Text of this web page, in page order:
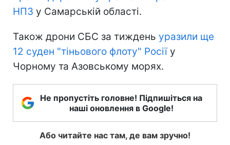
НПЗ у Самарській області.
Також дрони СБС за тиждень уразили ще
12 суден "тіньового флоту" Росіїу
Чорному та Азовському морях.
Не пропустіть головне! Підпишіться на
наші оновлення в Google!
Або читайте нас там, де вам зручно!